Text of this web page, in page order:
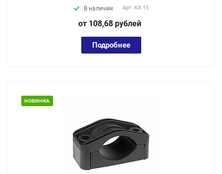
В наличии Арт. КХ 15
от 108,68 рублей
Подробнее
НОВИНКА